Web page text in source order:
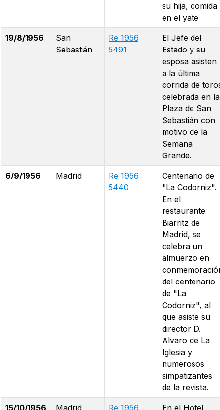
su hija, comida
en el yate
19/8/1956
San
Sebastián
Re 1956
5491
El Jefe del
Estado y su
esposa asisten
a la última
corrida de
celebrada en la
Plaza de San
Sebastián con
motivo de la
Semana
Grande.
6/9/1956 Madrid
Re 1956
5440
Centenario de
"La Codorniz".
En el
restaurante
Biarritz de
Madrid, se
celebra un
almuerzo en
del centenario
de "La
Codorniz", al
que asiste su
director D.
Alvaro de La
Iglesia y
numerosos
simpatizantes
de la revista.
15/10/1956 Madrid Re 1956 En el Hotel